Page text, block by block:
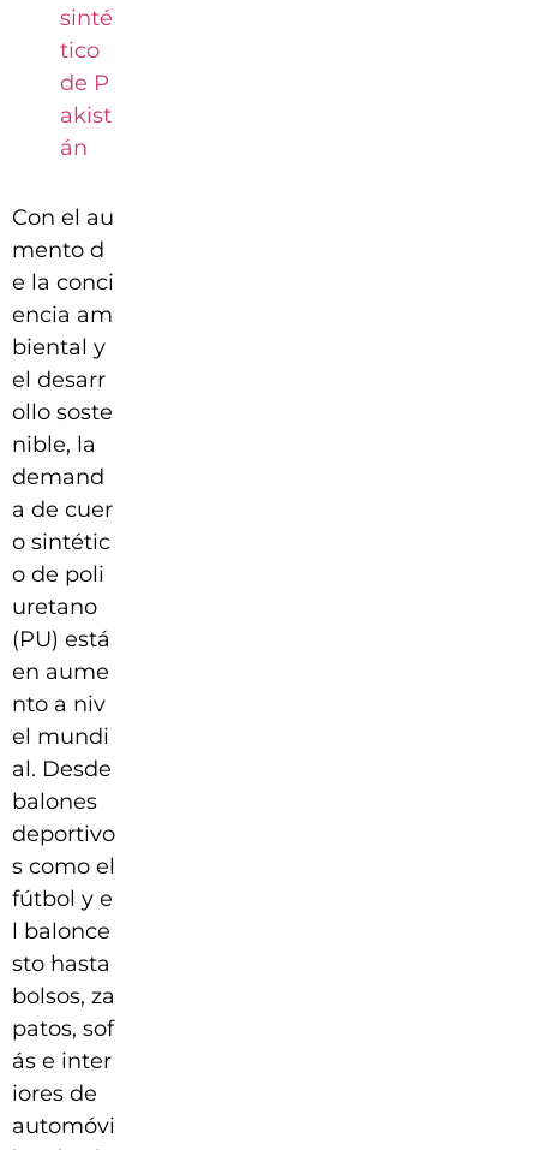
sinté
tico
de P
akist
án
Con el au
mento d
e la conci
encia am
biental y
el desarr
ollo soste
nible, la
demand
a de cuer
o sintétic
o de poli
uretano
(PU) está
en aume
nto a niv
el mundi
al. Desde
balones
deportivo
s como el
fútbol y e
l balonce
sto hasta
bolsos, za
patos, sof
ás e inter
iores de
automóvi